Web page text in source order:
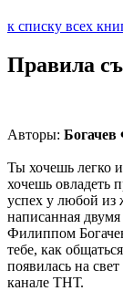
к списку всех
Правила
Авторы:
Ты хочешь легко
хочешь овладеть
успех у любой из
написанная
Филиппом
тебе, как
появилась на
канале ТНТ.